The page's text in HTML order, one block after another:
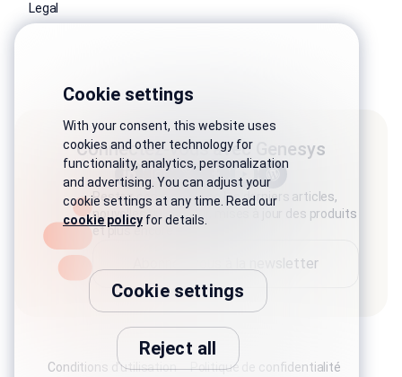
Legal
Connectez-vous avec Genesys
Restez connecté avec les derniers articles,
nouvelles du secteur, mises à jour des produits
et plus encore.
Abonnez-vous à la newsletter
Conditions d'utilisation Politique de confidentialité
Cookie settings
With your consent, this website uses
cookies and other technology for
functionality, analytics, personalization
and advertising. You can adjust your
cookie settings at any time. Read our
cookie policy for details.
Cookie settings
Reject all